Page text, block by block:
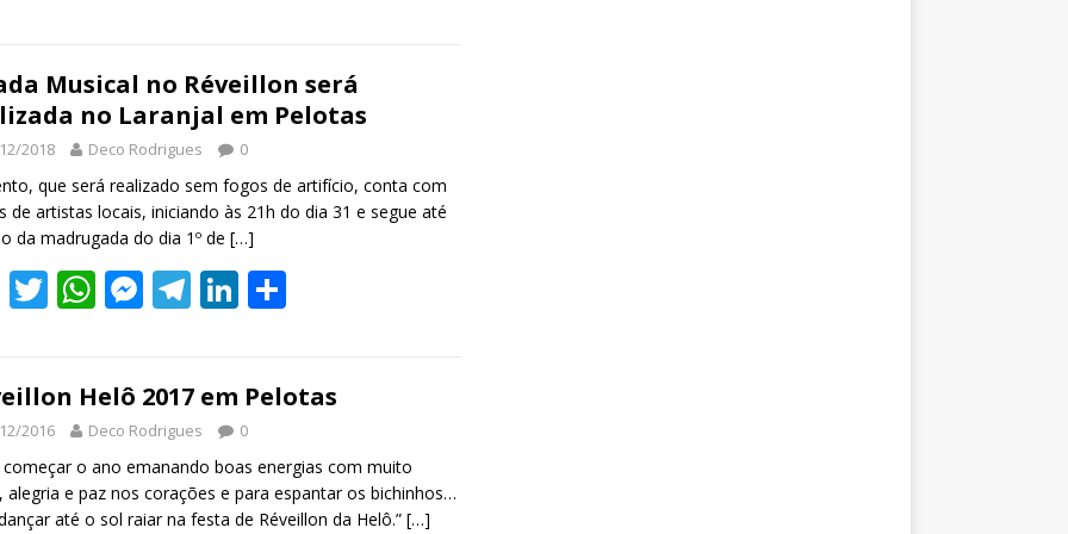
Musical no Réveillon será
no Laranjal em Pelotas
2018 Deco Rodrigues 0
que será realizado sem fogos de artifício, conta com
de artistas locais, iniciando às 21h do dia 31 e segue até
da madrugada do dia 1º de […]
F
ac
b
o
o
k
T
w
er
W
h
s
A
p
p
M
e
e
n
g
er
T
el
gr
a
m
Li
n
e
dI
n
e
Helô 2017 em Pelotas
2016 Deco Rodrigues 0
começar o ano emanando boas energias com muito
alegria e paz nos corações e para espantar os bichinhos…
até o sol raiar na festa de Réveillon da Helô.” […]